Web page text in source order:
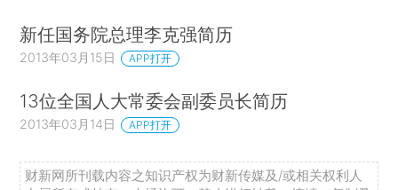
新任国务院总理李克强简历
2013年03月15日 APP打开
13位全国人大常委会副委员长简历
2013年03月14日 APP打开
财新网所刊载内容之知识产权为财新传媒及/或相关权利人